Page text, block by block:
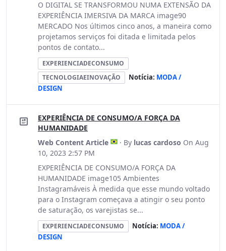
O DIGITAL SE TRANSFORMOU NUMA EXTENSÃO DA
EXPERIÊNCIA IMERSIVA DA MARCA image90
MERCADO Nos últimos cinco anos, a maneira como
projetamos serviços foi ditada e limitada pelos
pontos de contato...
EXPERIENCIADECONSUMO
TECNOLOGIAEINOVAÇÃO
Notícia: MODA /
DESIGN
EXPERIÊNCIA DE CONSUMO/A FORÇA DA
HUMANIDADE
Web Content Article
· By lucas cardoso On Aug
10, 2023 2:57 PM
EXPERIÊNCIA DE CONSUMO/A FORÇA DA
HUMANIDADE image105 Ambientes
Instagramáveis À medida que esse mundo voltado
para o Instagram começava a atingir o seu ponto
de saturação, os varejistas se...
EXPERIENCIADECONSUMO Notícia: MODA /
DESIGN